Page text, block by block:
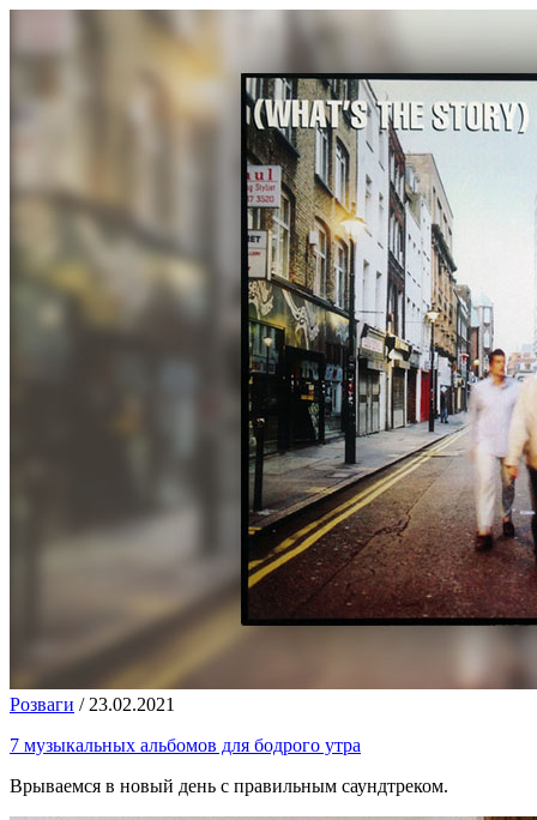
Розваги / 23.02.2021
7 музыкальных альбомов для бодрого утра
Врываемся в новый день с правильным саундтреком.